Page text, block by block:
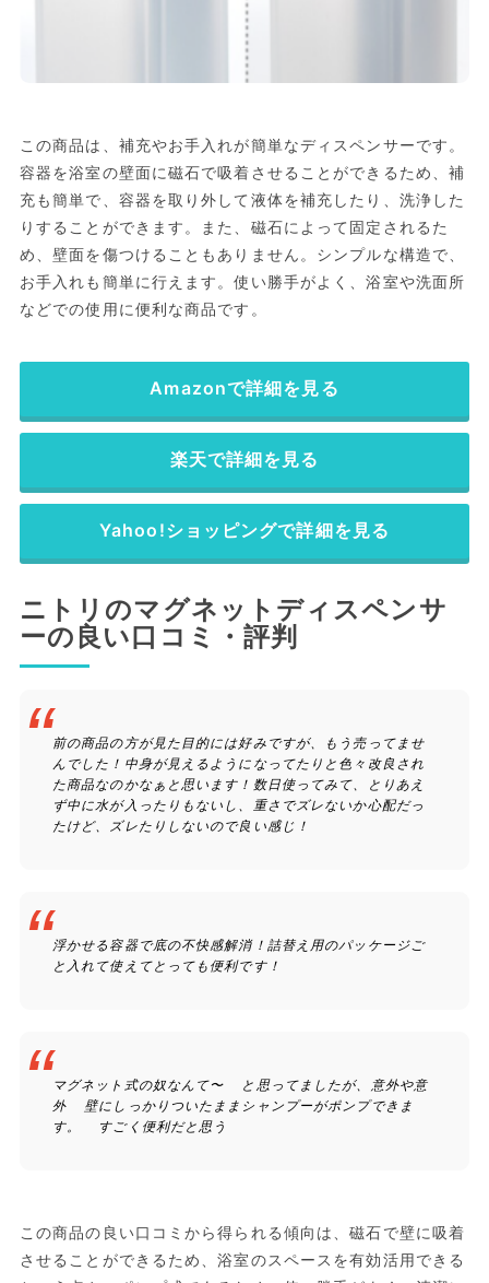
この商品は、補充やお手入れが簡単なディスペンサーです。
容器を浴室の壁面に磁石で吸着させることができるため、補
充も簡単で、容器を取り外して液体を補充したり、洗浄した
りすることができます。また、磁石によって固定されるた
め、壁面を傷つけることもありません。シンプルな構造で、
お手入れも簡単に行えます。使い勝手がよく、浴室や洗面所
などでの使用に便利な商品です。
Amazonで詳細を見る
楽天で詳細を見る
Yahoo!ショッピングで詳細を見る
ニトリのマグネットディスペンサ
ーの良い口コミ・評判
前の商品の方が見た目的には好みですが、もう売ってませ
んでした！中身が見えるようになってたりと色々改良され
た商品なのかなぁと思います！数日使ってみて、とりあえ
ず中に水が入ったりもないし、重さでズレないか心配だっ
たけど、ズレたりしないので良い感じ！
浮かせる容器で底の不快感解消！詰替え用のパッケージご
と入れて使えてとっても便利です！
マグネット式の奴なんて〜 と思ってましたが、意外や意
外 壁にしっかりついたままシャンプーがポンプできま
す。 すごく便利だと思う
この商品の良い口コミから得られる傾向は、磁石で壁に吸着
させることができるため、浴室のスペースを有効活用できる